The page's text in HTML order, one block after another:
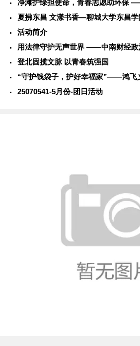
活动简介
用法律守护无声世界 ——中南财经政
登北固揽文脉 以青春筑强国
25070541-5月份-团日活动